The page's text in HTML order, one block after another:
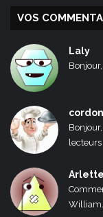
VOS
Laly
lecteurs